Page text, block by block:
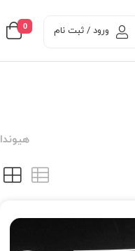
0 ورود / ثبت نام
هيوندا